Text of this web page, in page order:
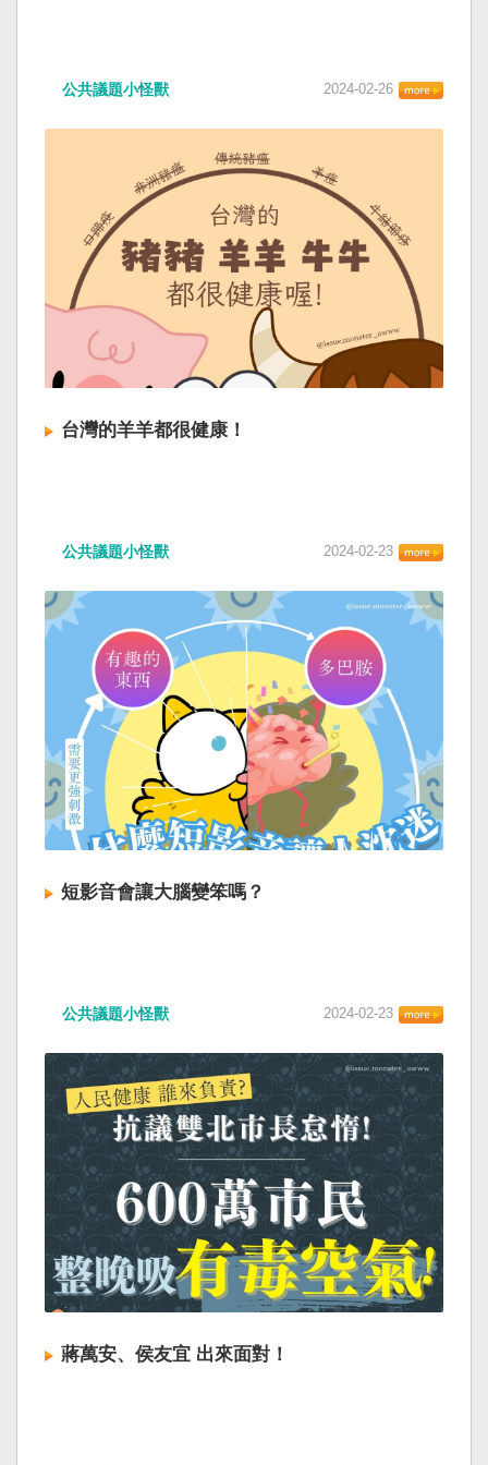
公共議題小怪獸 2024-02-26
台灣的羊羊都很健康！
公共議題小怪獸 2024-02-23
短影音會讓大腦變笨嗎？
公共議題小怪獸 2024-02-23
蔣萬安、侯友宜 出來面對！